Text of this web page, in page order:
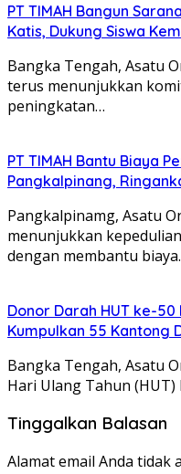
PT TIMAH Bangun
Katis, Dukung Siswa
Bangka Tengah, Asatu
terus menunjukkan
peningkatan…
PT TIMAH Bantu Biaya
Pangkalpinang,
Pangkalpinamg, Asatu
menunjukkan
dengan membantu
Donor Darah HUT ke-50
Kumpulkan 55 Kantong
Bangka Tengah, Asatu
Hari Ulang Tahun (HUT)
Tinggalkan Balasan
Alamat email Anda tidak